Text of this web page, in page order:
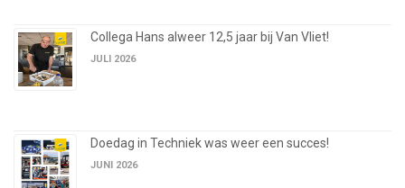
Collega Hans alweer 12,5 jaar bij Van Vliet!
JULI 2026
Doedag in Techniek was weer een succes!
JUNI 2026